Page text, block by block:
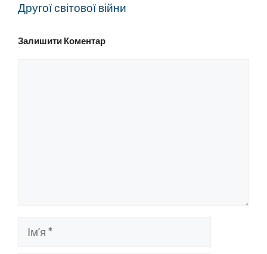
Другої світової війни
Залишити Коментар
Ім’я